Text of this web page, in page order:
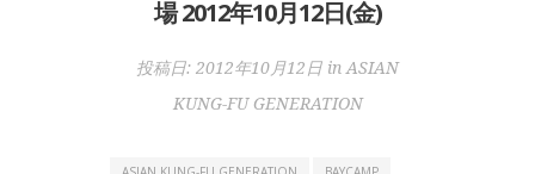
場 2012年10月12日(金)
投稿日: 2012年10月12日 inASIAN
KUNG-FU GENERATION